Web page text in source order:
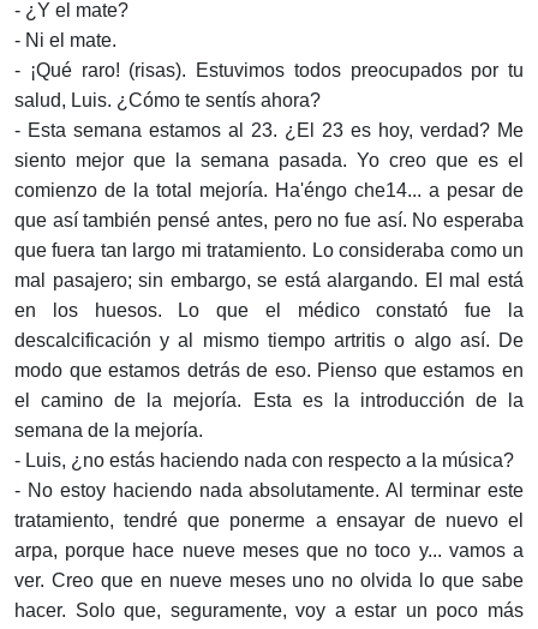
- ¿Y el mate?
- Ni el mate.
- ¡Qué raro! (risas). Estuvimos todos preocupados por tu
salud, Luis. ¿Cómo te sentís ahora?
- Esta semana estamos al 23. ¿El 23 es hoy, verdad? Me
siento mejor que la semana pasada. Yo creo que es el
comienzo de la total mejoría. Ha'éngo che14... a pesar de
que así también pensé antes, pero no fue así. No esperaba
que fuera tan largo mi tratamiento. Lo consideraba como un
mal pasajero; sin embargo, se está alargando. El mal está
en los huesos. Lo que el médico constató fue la
descalcificación y al mismo tiempo artritis o algo así. De
modo que estamos detrás de eso. Pienso que estamos en
el camino de la mejoría. Esta es la introducción de la
semana de la mejoría.
- Luis, ¿no estás haciendo nada con respecto a la música?
- No estoy haciendo nada absolutamente. Al terminar este
tratamiento, tendré que ponerme a ensayar de nuevo el
arpa, porque hace nueve meses que no toco y... vamos a
ver. Creo que en nueve meses uno no olvida lo que sabe
hacer. Solo que, seguramente, voy a estar un poco más